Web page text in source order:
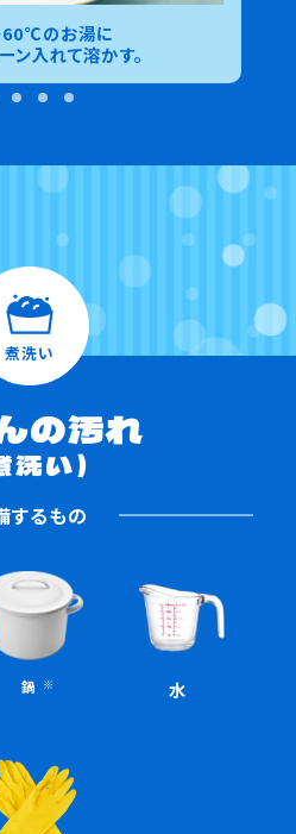
のお湯に
ン入れて溶かす。
煮洗い
の汚れ
洗い）
するもの
鍋 水